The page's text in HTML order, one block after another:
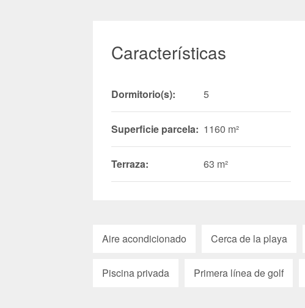
Características
Dormitorio(s): 5
Superficie parcela: 1160 m²
Terraza: 63 m²
Aire acondicionado Cerca de la playa
Piscina privada Primera línea de golf